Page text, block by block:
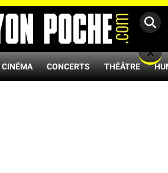
CINÉMA CONCERTS THÉÂTRE
X